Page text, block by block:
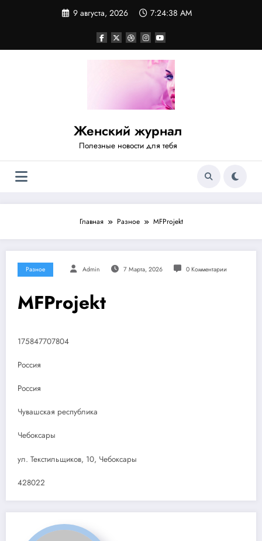
9 августа, 2026 7:24:38 AM
Женский журнал
Полезные новости для тебя
Главная Разное MFProjekt
Разное Admin 7 Марта, 2026 0 Комментарии
MFProjekt
175847707804
Россия
Россия
Чувашская республика
Чебоксары
ул. Текстильщиков, 10, Чебоксары
428022